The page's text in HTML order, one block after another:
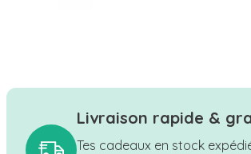
Livraison rapide &
Tes cadeaux en stock